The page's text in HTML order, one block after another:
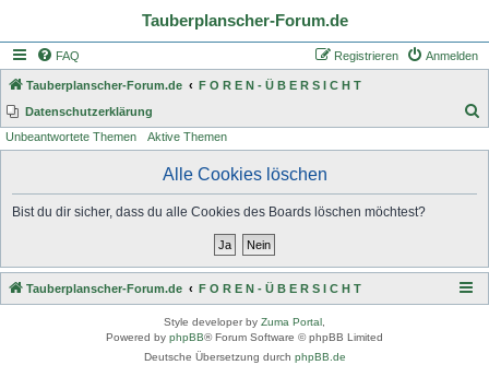
Tauberplanscher-Forum.de
FAQ Anmelden
Registrieren
Tauberplanscher-Forum.de
F O R E N - Ü B E R S I C H T
Datenschutzerklärung
Unbeantwortete Themen Aktive Themen
Alle Cookies löschen
Bist du dir sicher, dass du alle Cookies des Boards löschen möchtest?
Tauberplanscher-Forum.de F O R E N - Ü B E R S I C H T
Style developer by Zuma Portal
Powered by phpBB® Forum Software © phpBB Limited
Deutsche Übersetzung durch phpBB.de